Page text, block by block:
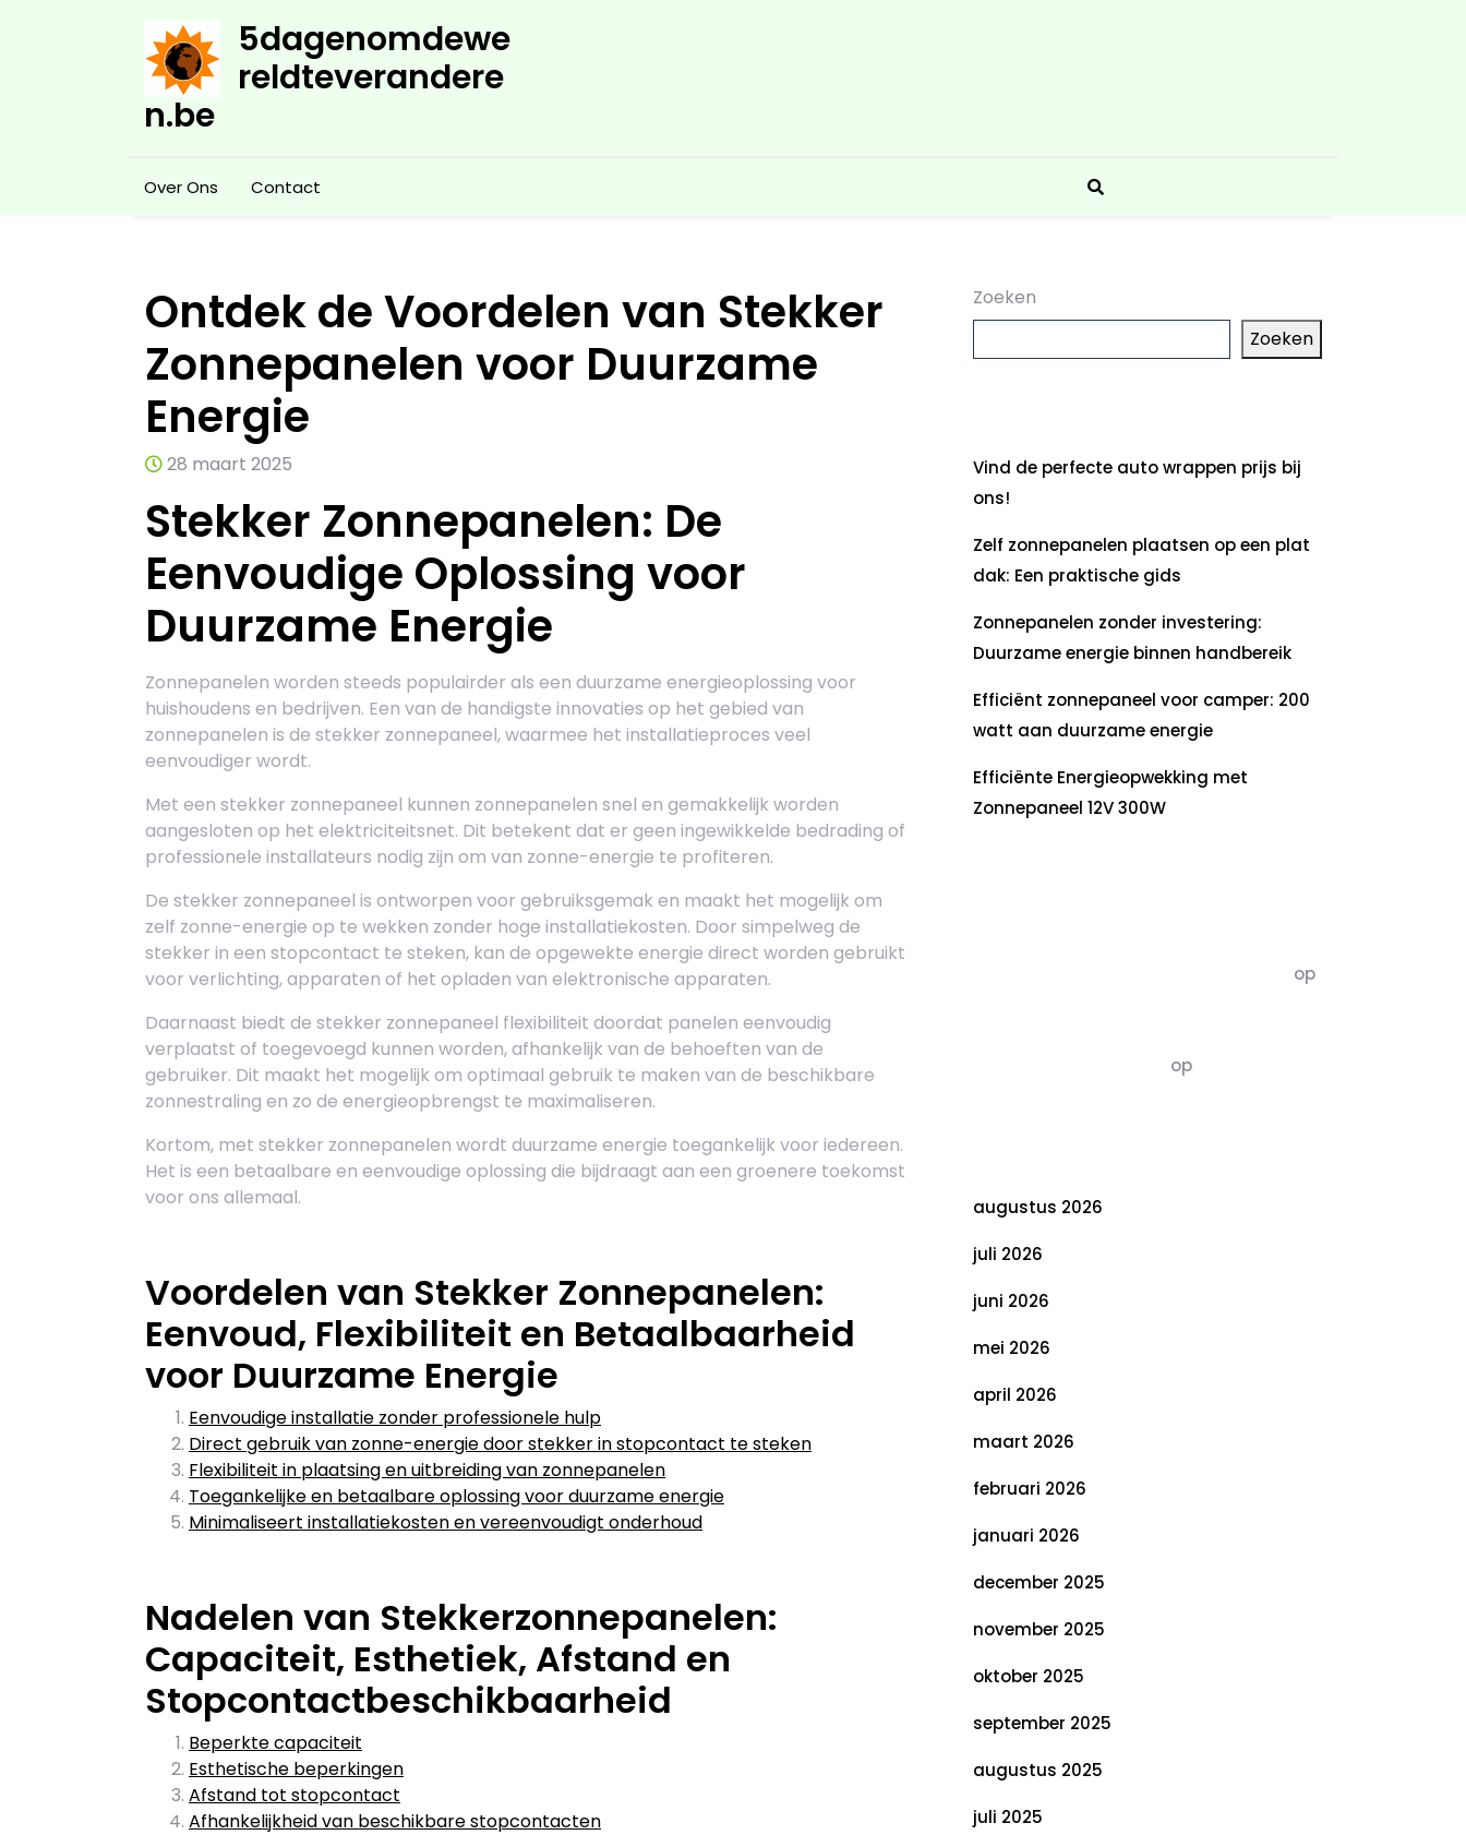
5dagenomdewe
reldteverandere
n.be
Over Ons Contact
Ontdek de Voordelen van Stekker
Zonnepanelen voor Duurzame
Energie
28 maart 2025
Stekker Zonnepanelen: De
Eenvoudige Oplossing voor
Duurzame Energie
Zonnepanelen worden steeds populairder als een duurzame energieoplossing voor
huishoudens en bedrijven. Een van de handigste innovaties op het gebied van
zonnepanelen is de stekker zonnepaneel, waarmee het installatieproces veel
eenvoudiger wordt.
Met een stekker zonnepaneel kunnen zonnepanelen snel en gemakkelijk worden
aangesloten op het elektriciteitsnet. Dit betekent dat er geen ingewikkelde bedrading of
professionele installateurs nodig zijn om van zonne-energie te profiteren.
De stekker zonnepaneel is ontworpen voor gebruiksgemak en maakt het mogelijk om
zelf zonne-energie op te wekken zonder hoge installatiekosten. Door simpelweg de
stekker in een stopcontact te steken, kan de opgewekte energie direct worden gebruikt
voor verlichting, apparaten of het opladen van elektronische apparaten.
Daarnaast biedt de stekker zonnepaneel flexibiliteit doordat panelen eenvoudig
verplaatst of toegevoegd kunnen worden, afhankelijk van de behoeften van de
gebruiker. Dit maakt het mogelijk om optimaal gebruik te maken van de beschikbare
zonnestraling en zo de energieopbrengst te maximaliseren.
Kortom, met stekker zonnepanelen wordt duurzame energie toegankelijk voor iedereen.
Het is een betaalbare en eenvoudige oplossing die bijdraagt aan een groenere toekomst
voor ons allemaal.
Voordelen van Stekker Zonnepanelen:
Eenvoud, Flexibiliteit en Betaalbaarheid
voor Duurzame Energie
Eenvoudige installatie zonder professionele hulp
Direct gebruik van zonne-energie door stekker in stopcontact te steken
Flexibiliteit in plaatsing en uitbreiding van zonnepanelen
Toegankelijke en betaalbare oplossing voor duurzame energie
Minimaliseert installatiekosten en vereenvoudigt onderhoud
Nadelen van Stekkerzonnepanelen:
Capaciteit, Esthetiek, Afstand en
Stopcontactbeschikbaarheid
Beperkte capaciteit
Esthetische beperkingen
Afstand tot stopcontact
Afhankelijkheid van beschikbare stopcontacten
Zoeken
Zoeken
Vind de perfecte auto wrappen prijs bij
ons!
Zelf zonnepanelen plaatsen op een plat
dak: Een praktische gids
Zonnepanelen zonder investering:
Duurzame energie binnen handbereik
Efficiënt zonnepaneel voor camper: 200
watt aan duurzame energie
Efficiënte Energieopwekking met
Zonnepaneel 12V 300W
op
op
augustus 2026
juli 2026
juni 2026
mei 2026
april 2026
maart 2026
februari 2026
januari 2026
december 2025
november 2025
oktober 2025
september 2025
augustus 2025
juli 2025